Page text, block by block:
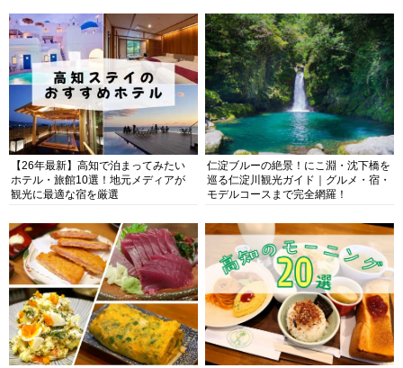
【26年最新】高知で泊まってみたい
ホテル・旅館10選！地元メディアが
観光に最適な宿を厳選
仁淀ブルーの絶景！にこ淵・沈下橋を
巡る仁淀川観光ガイド｜グルメ・宿・
モデルコースまで完全網羅！